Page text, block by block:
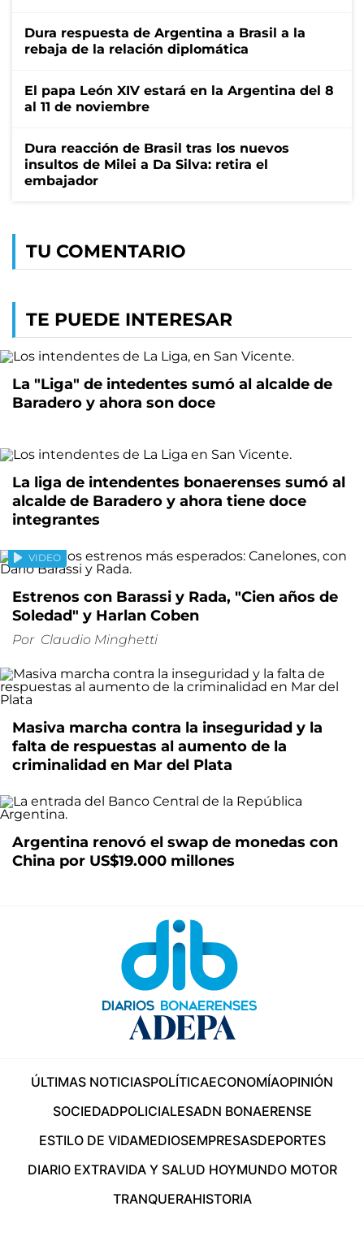
Dura respuesta de Argentina a Brasil a la
rebaja de la relación diplomática
El papa León XIV estará en la Argentina del 8
al 11 de noviembre
Dura reacción de Brasil tras los nuevos
insultos de Milei a Da Silva: retira el
embajador
TU COMENTARIO
TE PUEDE INTERESAR
La "Liga" de intedentes sumó al alcalde de
Baradero y ahora son doce
La liga de intendentes bonaerenses sumó al
alcalde de Baradero y ahora tiene doce
integrantes
VIDEO
Estrenos con Barassi y Rada, "Cien años de
Soledad" y Harlan Coben
Por Claudio Minghetti
Masiva marcha contra la inseguridad y la
falta de respuestas al aumento de la
criminalidad en Mar del Plata
Argentina renovó el swap de monedas con
China por US$19.000 millones
ÚLTIMAS NOTICIASPOLÍTICAECONOMÍAOPINIÓN
SOCIEDADPOLICIALESADN BONAERENSE
ESTILO DE VIDAMEDIOSEMPRESASDEPORTES
DIARIO EXTRAVIDA Y SALUD HOYMUNDO MOTOR
TRANQUERAHISTORIA